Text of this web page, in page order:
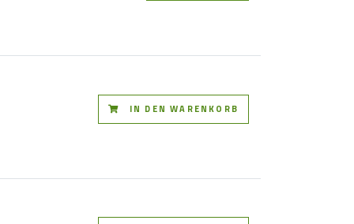
IN DEN WARENKORB